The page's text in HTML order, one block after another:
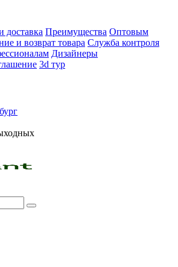
доставка Преимущества Оптовым
и возврат товара Служба контроля
Дизайнеры
3d тур